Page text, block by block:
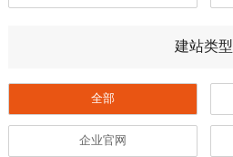
建站类型
全部
企业官网